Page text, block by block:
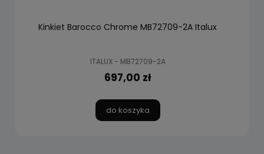
Kinkiet Barocco Chrome MB72709-2A Italux
ITALUX - MB72709-2A
697,00 zł
do koszyka